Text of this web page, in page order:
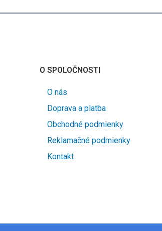
O SPOLOČNOSTI
O nás
Doprava a platba
Obchodné podmienky
Reklamačné podmienky
Kontakt